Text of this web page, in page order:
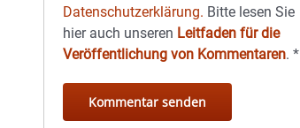
Datenschutzerklärung. Bitte lesen Sie
hier auch unseren Leitfaden für die
Veröffentlichung von Kommentaren.*